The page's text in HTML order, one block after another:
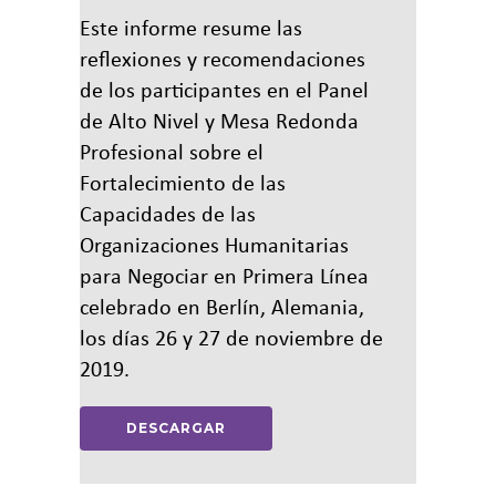
Este informe resume las
reflexiones y recomendaciones
de los participantes en el Panel
de Alto Nivel y Mesa Redonda
Profesional sobre el
Fortalecimiento de las
Capacidades de las
Organizaciones Humanitarias
para Negociar en Primera Línea
celebrado en Berlín, Alemania,
los días 26 y 27 de noviembre de
2019.
DESCARGAR